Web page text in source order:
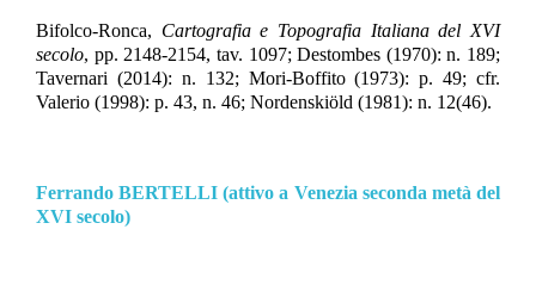
Bifolco-Ronca, Cartografia e Topografia Italiana del XVI
secolo, pp. 2148-2154, tav. 1097; Destombes (1970): n. 189;
Tavernari (2014): n. 132; Mori-Boffito (1973): p. 49; cfr.
Valerio (1998): p. 43, n. 46; Nordenskiöld (1981): n. 12(46).
Ferrando BERTELLI (attivo a Venezia seconda metà del
XVI secolo)